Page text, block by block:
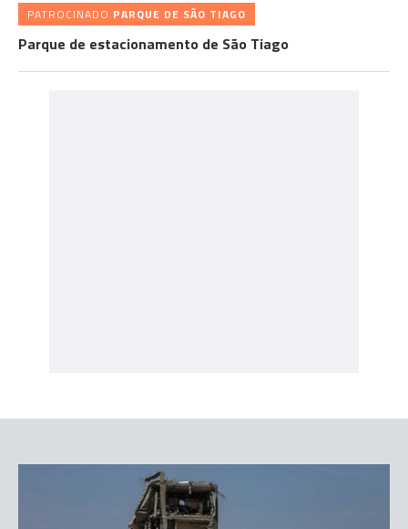
PATROCINADO PARQUE DE SÃO TIAGO
Parque de estacionamento de São Tiago